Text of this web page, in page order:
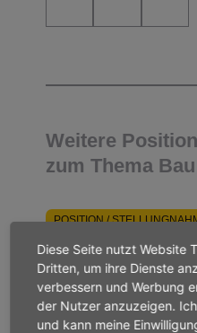
Weitere
zum Thema
POSITION /
BAU UND IMMOBILIEN
Hessisches
Stellungnahme der
Fraktionen von CDU
Diese Seite nutzt Website
Dritten, um ihre Dienste
verbessern und Werbung
der Nutzer anzuzeigen.
und kann meine